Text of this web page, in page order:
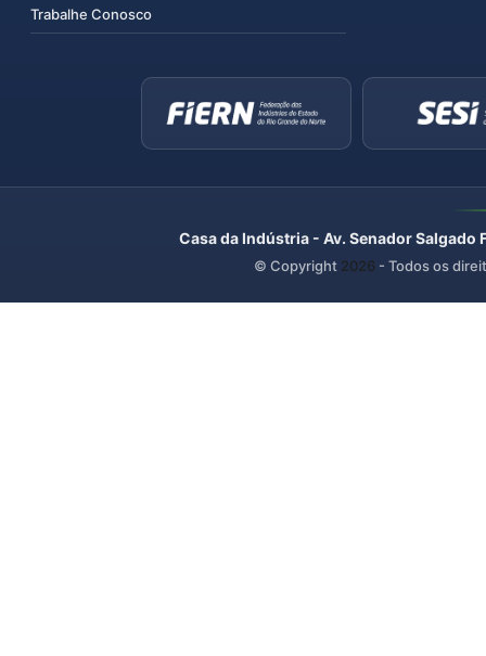
Trabalhe Conosco
Casa da Indústria - Av. Senador
© Copyright 2026 - Todos os